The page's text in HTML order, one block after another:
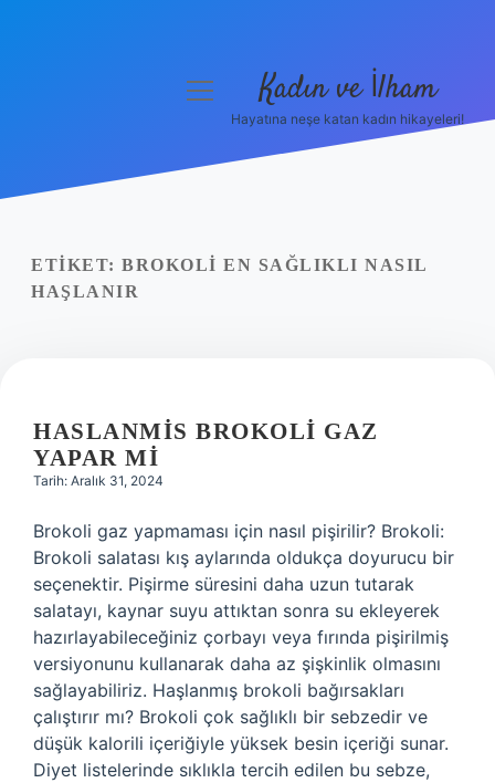
Yasal Uyarı
menüyü
Kadın ve İlham
Hayatına neşe katan kadın hikayeleri!
ETIKET: BROKOLI EN SAĞLIKLI NASIL
HAŞLANIR
HASLANMIS BROKOLI GAZ
YAPAR MI
Tarih: Aralık 31, 2024
Brokoli gaz yapmaması için nasıl pişirilir? Brokoli:
Brokoli salatası kış aylarında oldukça doyurucu bir
seçenektir. Pişirme süresini daha uzun tutarak
salatayı, kaynar suyu attıktan sonra su ekleyerek
hazırlayabileceğiniz çorbayı veya fırında pişirilmiş
versiyonunu kullanarak daha az şişkinlik olmasını
sağlayabiliriz. Haşlanmış brokoli bağırsakları
çalıştırır mı? Brokoli çok sağlıklı bir sebzedir ve
düşük kalorili içeriğiyle yüksek besin içeriği sunar.
Diyet listelerinde sıklıkla tercih edilen bu sebze,